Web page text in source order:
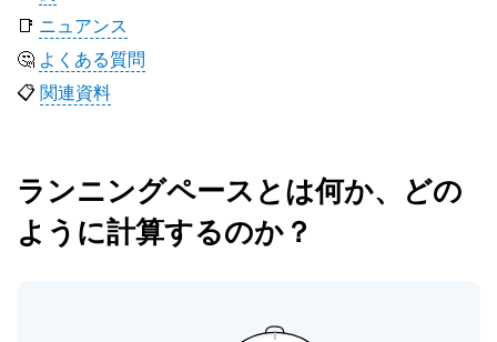
📑 ニュアンス
🤔 よくある質問
📋関連資料
ランニングペースとは何か、どの
ように計算するのか？